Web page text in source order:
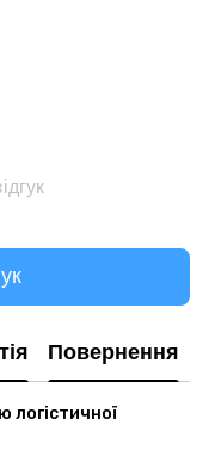
Повернення
логістичної